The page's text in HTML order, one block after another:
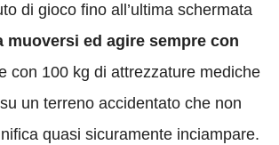
di gioco fino all’ultima schermata
muoversi ed agire sempre con
con 100 kg di attrezzature mediche
un terreno accidentato che non
quasi sicuramente inciampare.